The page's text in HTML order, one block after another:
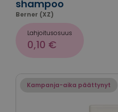
shampoo
Berner (XZ)
Lahjoitusosuus
0,10 €
Kampanja-aika päättynyt